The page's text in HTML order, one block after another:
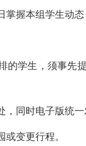
掌握本组学生动态
的学生，须事先
同时电子版统一
或变更行程。